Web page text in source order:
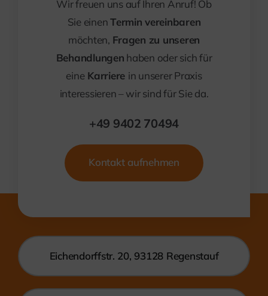
Wir freuen uns auf Ihren Anruf! Ob
Sie einenTermin vereinbaren
möchten, Fragen zu unseren
Behandlungen haben oder sich für
eine Karriere in unserer Praxis
interessieren – wir sind für Sie da.
+49 9402 70494
Kontakt aufnehmen
Eichendorffstr. 20, 93128 Regenstauf